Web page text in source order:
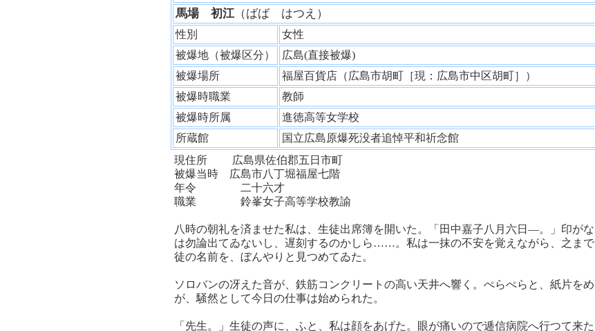
馬場 初江（ばば はつえ）
性別 女性
被爆地（被爆区分）
広島(直接被爆)
被爆場所
福屋百貨店（広島市胡町［現：広島市中区胡町］）
被爆時職業
教師
被爆時所属
進徳高等女学校
所蔵館
国立広島原爆死没者追悼平和祈念館
現住所 広島県佐伯郡五日市町
被爆当時 広島市八丁堀福屋七階
年令 二十六才
職業 鈴峯女子高等学校教諭
八時の朝礼を済ませた私は、生徒出席簿を開いた。「田中嘉子八月六日―。」印が
は勿論出てゐないし、遅刻するのかしら……。私は一抹の不安を覚えながら、之ま
徒の名前を、ぼんやりと見つめてゐた。
ソロバンの冴えた音が、鉄筋コンクリートの高い天井へ響く。ぺらぺらと、紙片を
が、騒然として今日の仕事は始められた。
「先生。」生徒の声に、ふと、私は顔をあげた。眼が痛いので逓信病院へ行つて来